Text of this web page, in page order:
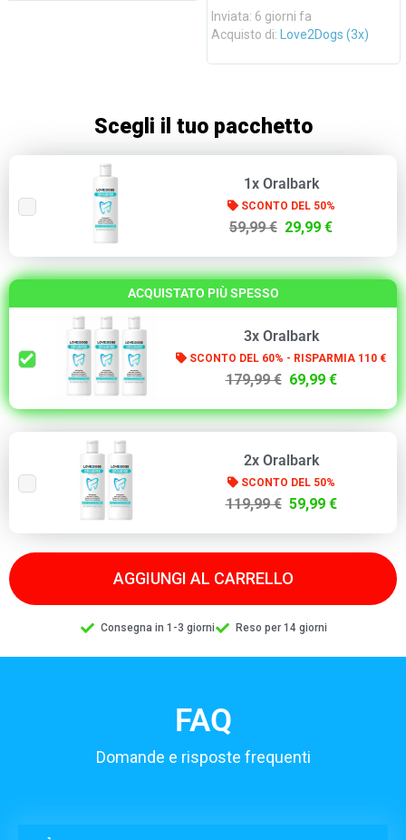
Inviata: 6 giorni fa
Acquisto di:
Love2Dogs (3x)
Scegli il tuo pacchetto
1x Oralbark
SCONTO DEL 50%
59,99 € 29,99 €
ACQUISTATO PIÙ SPESSO
3x Oralbark
SCONTO DEL 60% - RISPARMIA 110 €
179,99 € 69,99 €
2x Oralbark
SCONTO DEL 50%
119,99 € 59,99 €
AGGIUNGI AL CARRELLO
Consegna in 1-3 giorni Reso per 14 giorni
FAQ
Domande e risposte frequenti